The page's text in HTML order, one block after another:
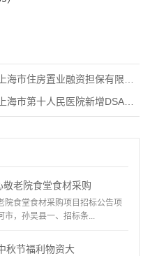
房置业融资担保有限公司业务资料
第十人民医院新增DSA机房改造项
老院食堂食材采购
院食堂食材采购项目招标公告项
市，孙吴县一、招标条...
秋节福利物资大